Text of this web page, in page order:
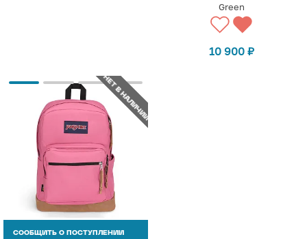
Green
10 900 ₽
НЕТ В НАЛИЧИИ
СООБЩИТЬ О ПОСТУПЛЕНИИ